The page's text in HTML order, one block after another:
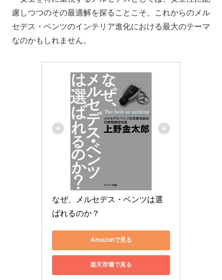
慮しつつのその最適解を探ることこそ、これからのメル
セデス・ベンツのインテリア進化における最大のテーマ
なのかもしれません。
なぜ、メルセデス・ベンツは選
ばれるのか？
Amazonで見る
楽天市場で見る